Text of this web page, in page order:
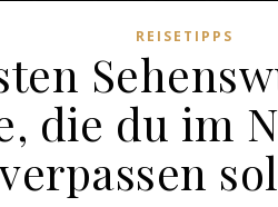
REISETIPPS
die du im
verpassen